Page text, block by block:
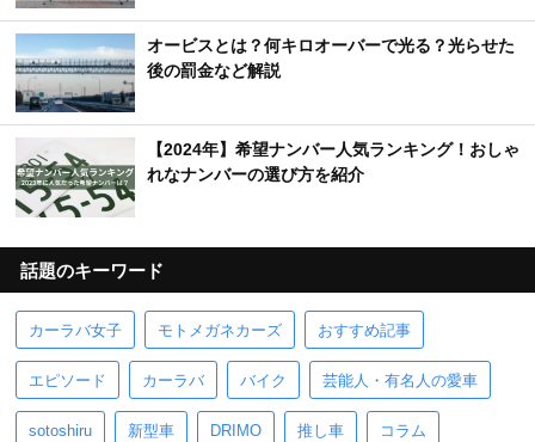
オービスとは？何キロオーバーで光る？光らせた
後の罰金など解説
【2024年】希望ナンバー人気ランキング！おしゃ
れなナンバーの選び方を紹介
話題のキーワード
カーラバ女子 モトメガネカーズ おすすめ記事
エピソード カーラバ バイク 芸能人・有名人の愛車
sotoshiru 新型車 DRIMO 推し車 コラム